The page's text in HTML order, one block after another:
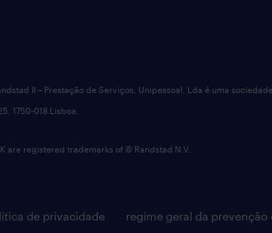
de privacidade regime geral da
II – Prestação de Serviços, Unipessoal, Lda é uma
1750-018 Lisboa.
are registered trademarks of © Randstad N.V.